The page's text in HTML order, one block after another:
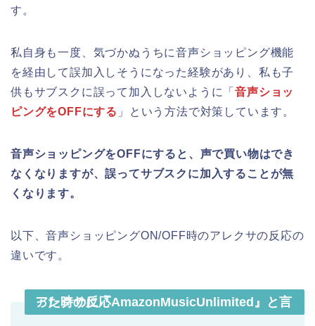
す。
私自身も一度、気づかぬうちに音声ショッピング機能
を経由して誤加入しそうになった経験があり、私も子
供もサブスクに誤って加入しないように「音声ショッ
ピングをOFFにする 」という方法で対策しています。
音声ショッピングをOFFにすると、声で買い物はでき
なくなりますが、誤ってサブスクに加入することが無
くなります。
以下、音声ショッピングON/OFF時のアレクサの反応の
違いです。
アレクサに『AmazonMusicUnlimited』と言った時の反応